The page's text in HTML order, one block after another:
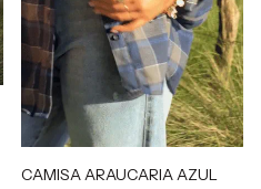
CAMISA ARAUCARIA AZUL